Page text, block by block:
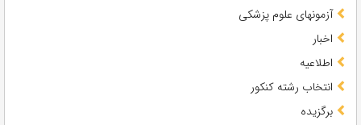
آزمونهای علوم پزشکی
اخبار
اطلاعیه
انتخاب رشته کنکور
برگزیده